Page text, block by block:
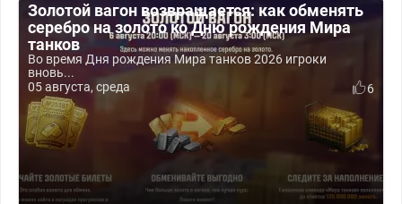
Золотой вагон возвращается: как обменять
серебро на золото ко Дню рождения Мира
танков
Во время Дня рождения Мира танков 2026 игроки
вновь...
05 августа, среда
6